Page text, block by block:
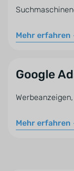
Mehr erfahren
Google
Mehr erfahren